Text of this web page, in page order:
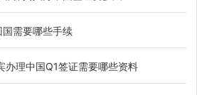
需要哪些手续
办理中国Q1签证需要哪些资料